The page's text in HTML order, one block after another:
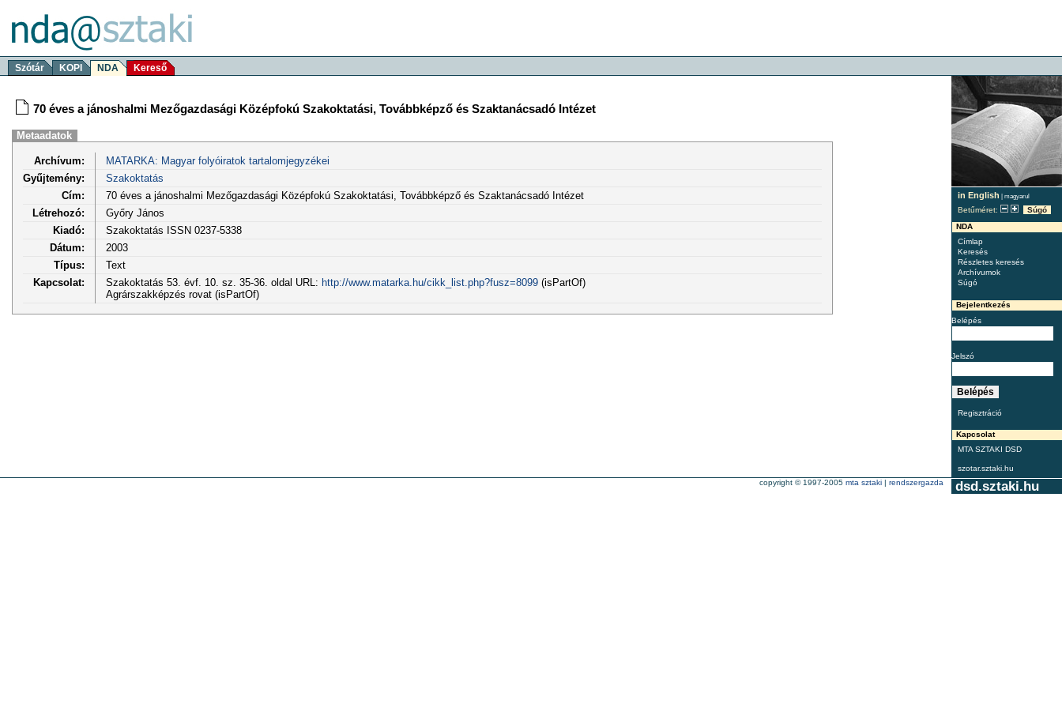
Szótár KOPI NDA Kereső
in English | magyarul
Betűméret:
Súgó
NDA
Címlap
Keresés
Részletes keresés
Archívumok
Súgó
Bejelentkezés
Belépés
Jelszó
Regisztráció
Kapcsolat
MTA SZTAKI DSD
szotar.sztaki.hu
70 éves a jánoshalmi Mezőgazdasági Középfokú Szakoktatási, Továbbképző és Szaktanácsadó Intézet
Metaadatok
Archívum:
MATARKA: Magyar folyóiratok tartalomjegyzékei
Gyűjtemény:
Szakoktatás
Cím:
70 éves a jánoshalmi Mezőgazdasági Középfokú Szakoktatási, Továbbképző és Szaktanácsadó Intézet
Létrehozó:
Győry János
Kiadó:
Szakoktatás ISSN 0237-5338
Dátum:
2003
Típus:
Text
Kapcsolat:
Szakoktatás 53. évf. 10. sz. 35-36. oldal URL: http://www.matarka.hu/cikk_list.php?fusz=8099(isPartOf)
Agrárszakképzés rovat (isPartOf)
dsd.sztaki.hu
copyright © 1997-2005 mta sztaki | rendszergazda